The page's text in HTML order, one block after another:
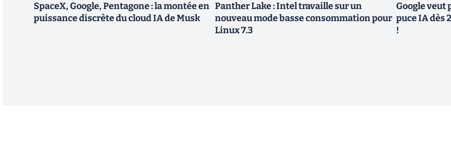
SpaceX, Google, Pentagone : la montée en
puissance discrète du cloud IA de Musk
Panther Lake : Intel travaille sur un
nouveau mode basse consommation pour
Linux 7.3
Google veut
puce IA dès
!